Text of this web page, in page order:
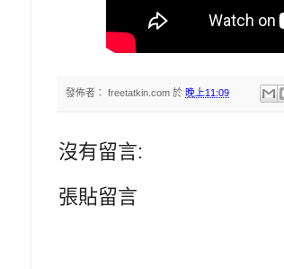
發佈者： freetatkin.com 於 晚上11:09
沒有留言:
張貼留言